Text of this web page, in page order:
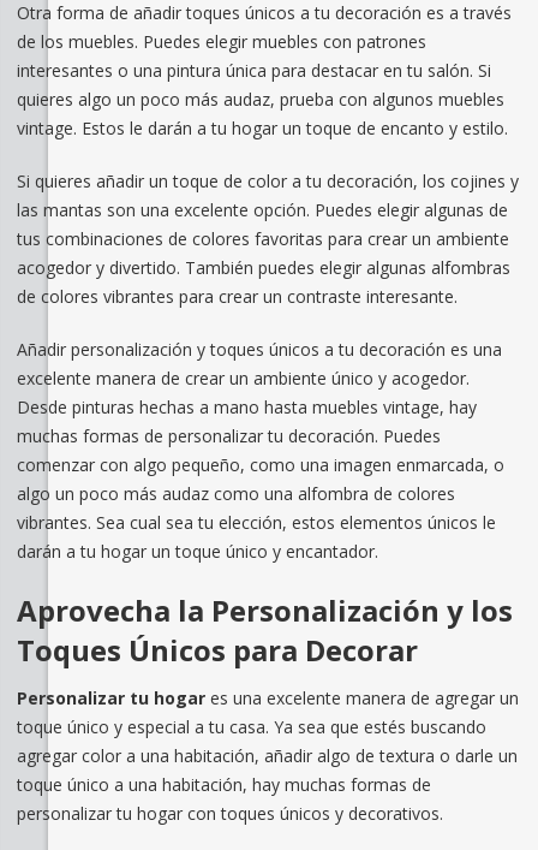
Otra forma de añadir toques únicos a tu decoración es a través
de los muebles. Puedes elegir muebles con patrones
interesantes o una pintura única para destacar en tu salón. Si
quieres algo un poco más audaz, prueba con algunos muebles
vintage. Estos le darán a tu hogar un toque de encanto y estilo.
Si quieres añadir un toque de color a tu decoración, los cojines y
las mantas son una excelente opción. Puedes elegir algunas de
tus combinaciones de colores favoritas para crear un ambiente
acogedor y divertido. También puedes elegir algunas alfombras
de colores vibrantes para crear un contraste interesante.
Añadir personalización y toques únicos a tu decoración es una
excelente manera de crear un ambiente único y acogedor.
Desde pinturas hechas a mano hasta muebles vintage, hay
muchas formas de personalizar tu decoración. Puedes
comenzar con algo pequeño, como una imagen enmarcada, o
algo un poco más audaz como una alfombra de colores
vibrantes. Sea cual sea tu elección, estos elementos únicos le
darán a tu hogar un toque único y encantador.
Aprovecha la Personalización y los
Toques Únicos para Decorar
Personalizar tu hogares una excelente manera de agregar un
toque único y especial a tu casa. Ya sea que estés buscando
agregar color a una habitación, añadir algo de textura o darle un
toque único a una habitación, hay muchas formas de
personalizar tu hogar con toques únicos y decorativos.